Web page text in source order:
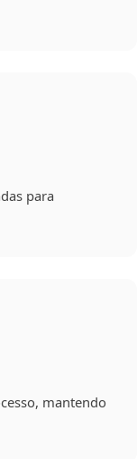
para
mantendo